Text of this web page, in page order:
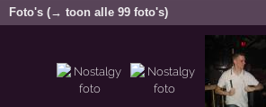
Foto's (→ toon alle 99 foto's)